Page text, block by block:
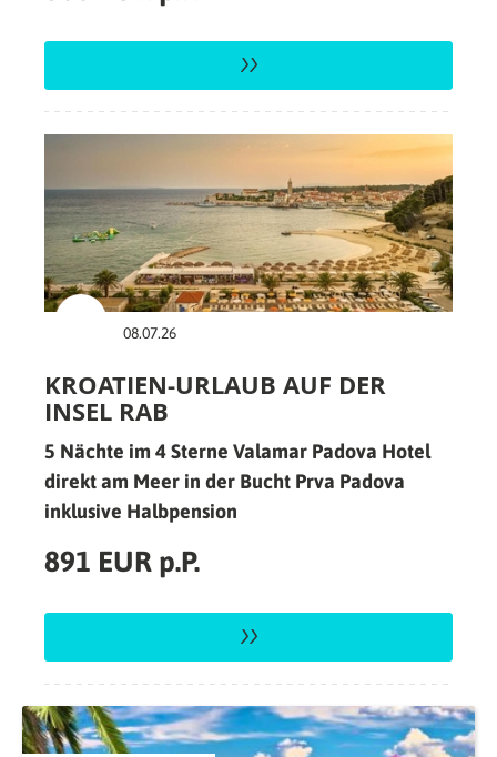
08.07.26
KROATIEN-URLAUB AUF DER
INSEL RAB
5 Nächte im 4 Sterne Valamar Padova Hotel
direkt am Meer in der Bucht Prva Padova
inklusive Halbpension
891 EUR p.P.